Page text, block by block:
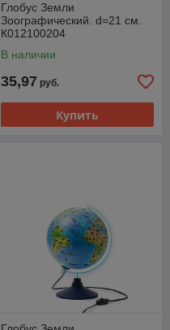
Глобус Земли
Зоографический. d=21 см.
К012100204
В наличии
35,97 руб.
Купить